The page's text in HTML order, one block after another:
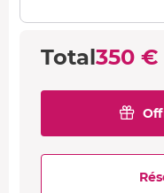
Total350 €